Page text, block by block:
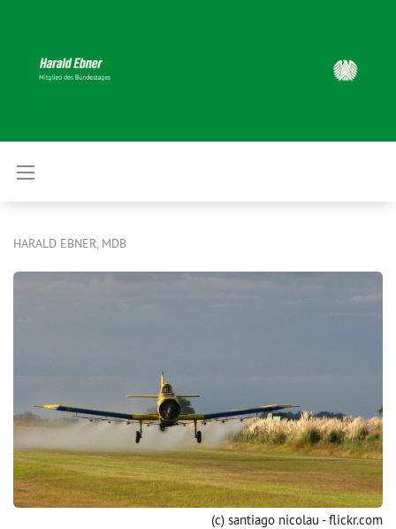
HARALD EBNER, MDB
(c) santiago nicolau - flickr.com